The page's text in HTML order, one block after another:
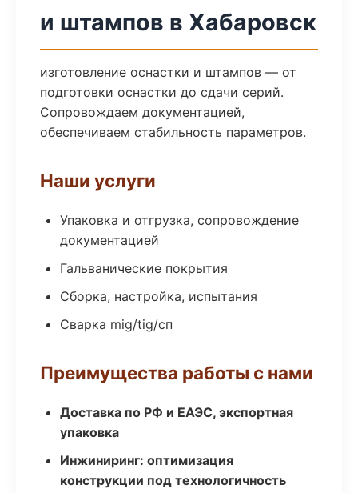
и штампов в Хабаровск
изготовление оснастки и штампов — от
подготовки оснастки до сдачи серий.
Сопровождаем документацией,
обеспечиваем стабильность параметров.
Наши услуги
Упаковка и отгрузка, сопровождение
документацией
Гальванические покрытия
Сборка, настройка, испытания
Сварка mig/tig/сп
Преимущества работы с нами
Доставка по РФ и ЕАЭС, экспортная
упаковка
Инжиниринг: оптимизация
конструкции под технологичность